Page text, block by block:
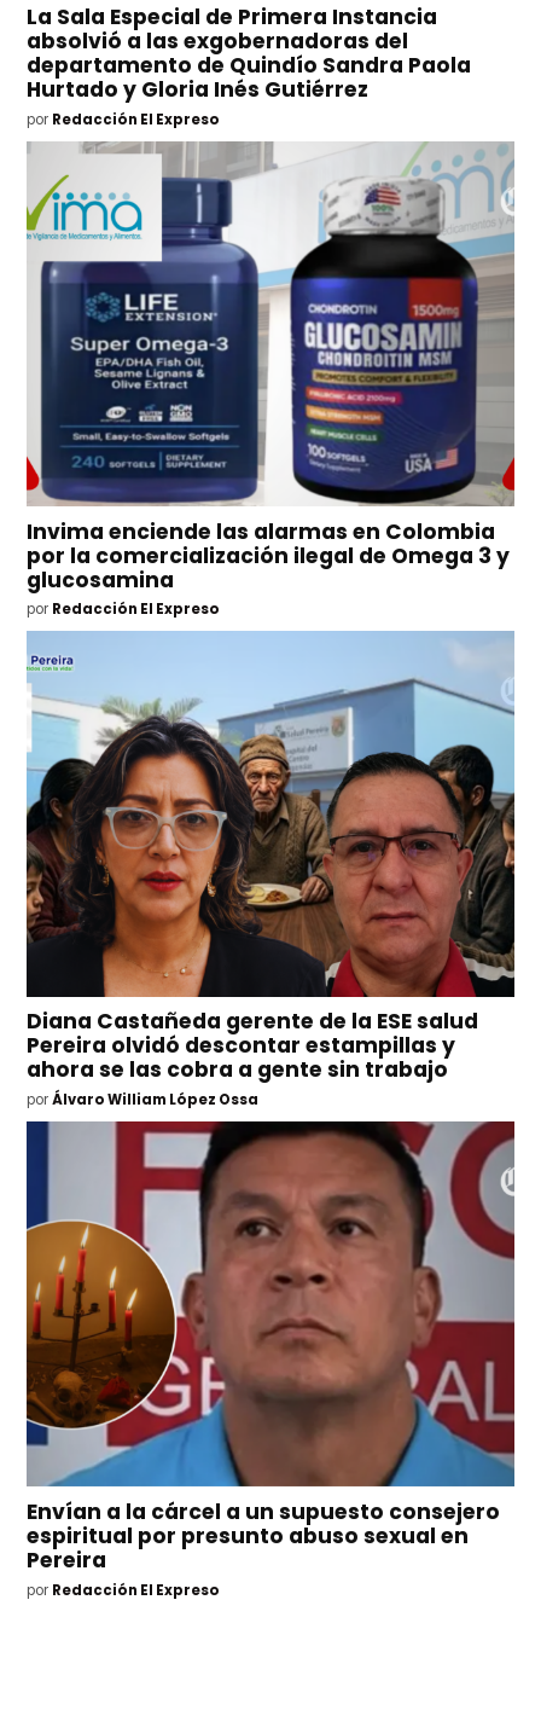
La Sala Especial de Primera Instancia
absolvió a las exgobernadoras del
departamento de Quindío Sandra Paola
Hurtado y Gloria Inés Gutiérrez
por Redacción El Expreso
Invima enciende las alarmas en Colombia
por la comercialización ilegal de Omega 3 y
glucosamina
por Redacción El Expreso
Diana Castañeda gerente de la ESE salud
Pereira olvidó descontar estampillas y
ahora se las cobra a gente sin trabajo
por Álvaro William López Ossa
Envían a la cárcel a un supuesto consejero
espiritual por presunto abuso sexual en
Pereira
por Redacción El Expreso